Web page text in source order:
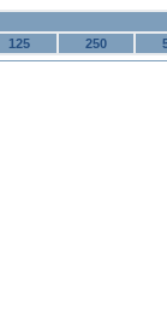
125 250